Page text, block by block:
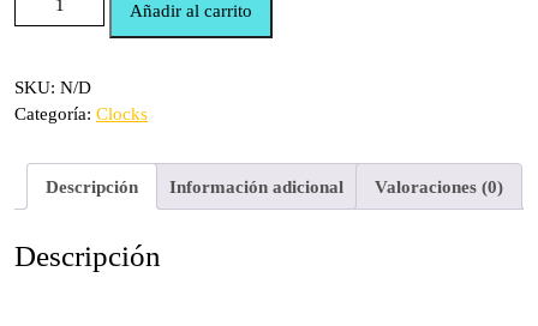
Añadir al carrito
SKU: N/D
Categoría: Clocks
Descripción Información adicional Valoraciones (0)
Descripción